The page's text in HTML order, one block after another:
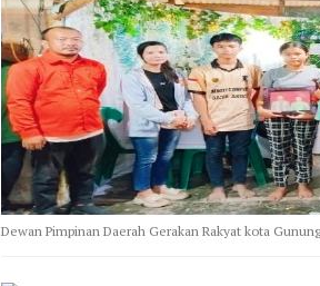
Dewan Pimpinan Daerah Gerakan Rakyat kota